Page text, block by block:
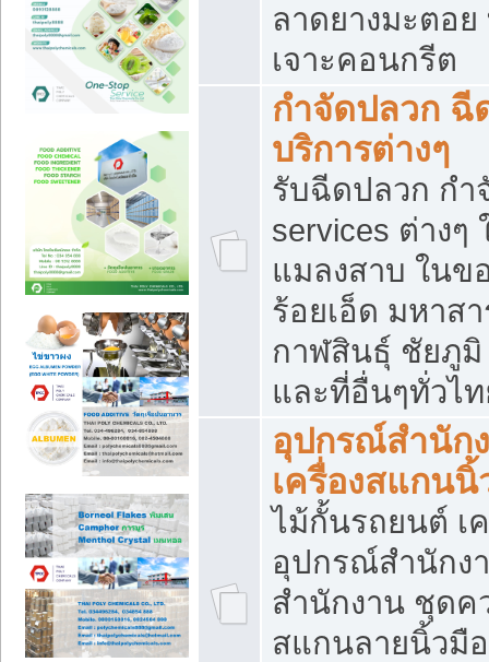
ลาดยางมะตอ
เจาะคอนกรีต
กำจัดปลวก ฉี
บริการต่างๆ
รับฉีดปลวก กำ
services ต่าง
แมลงสาบ ใน
ร้อยเอ็ด มหาส
กาฬสินธุ์ ชัยภู
และที่อื่นๆทั่วไ
อุปกรณ์สำนัก
เครื่องสแกนนิ้
ไม้กั้นรถยนต์ เ
อุปกรณ์สำนักง
สำนักงาน ชุดค
สแกนลายนิ้วมื